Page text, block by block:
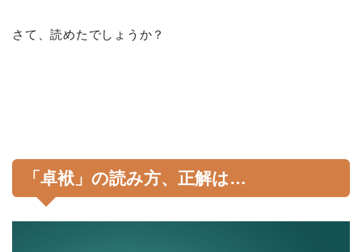
さて、読めたでしょうか？
「卓袱」の読み方、正解は…